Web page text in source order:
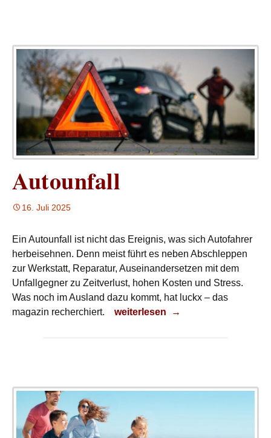
Autounfall
16. Juli 2025
Ein Autounfall ist nicht das Ereignis, was sich Autofahrer
herbeisehnen. Denn meist führt es neben Abschleppen
zur Werkstatt, Reparatur, Auseinandersetzen mit dem
Unfallgegner zu Zeitverlust, hohen Kosten und Stress.
Was noch im Ausland dazu kommt, hat luckx – das
magazin recherchiert.
Autounfall
weiterlesen →